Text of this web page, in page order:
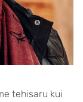
tehisaru kui